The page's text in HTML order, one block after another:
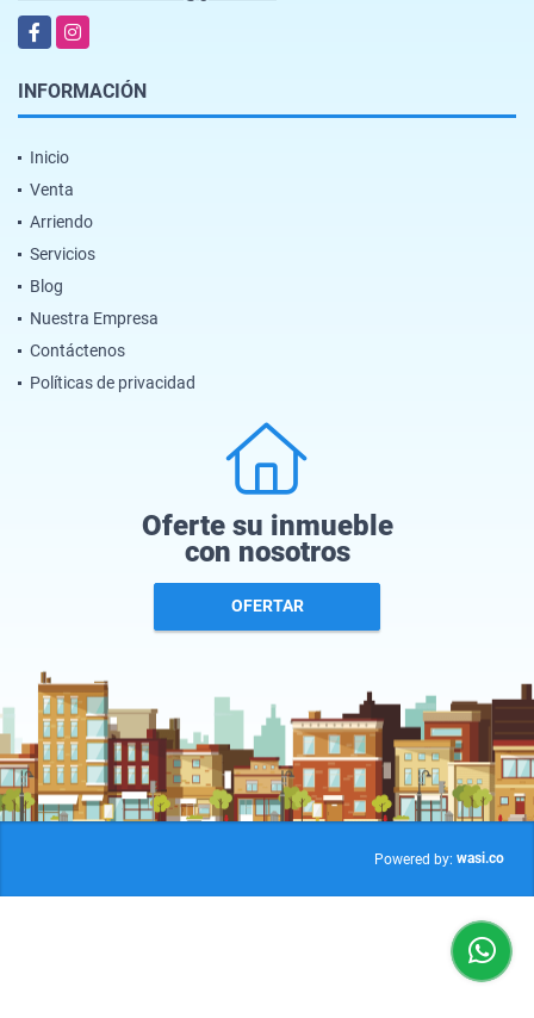
FacebookInstagram
INFORMACIÓN
Inicio
Venta
Arriendo
Servicios
Blog
Nuestra Empresa
Contáctenos
Políticas de privacidad
Oferte su inmueble
con nosotros
OFERTAR
Powered by: wasi.co